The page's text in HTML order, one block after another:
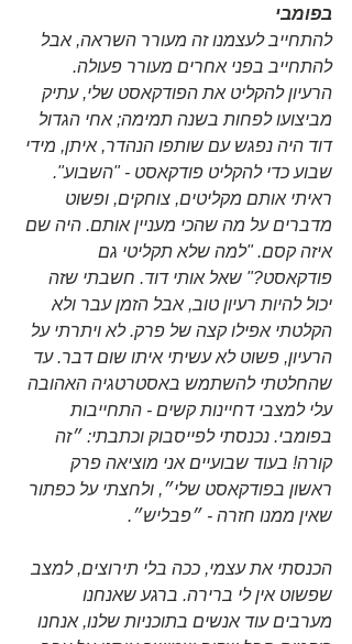
בפומבי
להתחייב לעצמנו זה מעורר השראה, אבל
להתחייב בפני אחרים מעורר פעולה.
הרעיון להקליט את הפודקאסט שלי, עתיק
מביצועו לפחות בשנה תמימה; אחי הגדול
דוד היה נפגש עם שותפו הנהדר, איתן, מידי
שבוע כדי להקליט פודקאסט - "השבוע".
ראיתי אותם מקליטים, צוחקים, ופשוט
מדברים על מה שהכי מעניין אותם. היה שם
איזה קסם. "למה שלא תקליטי גם
פודקאסט?" שאל אותי דוד. חשבתי שזה
יכול להיות רעיון טוב, אבל הזמן עבר ולא
הקלטתי אפילו קצה של פרק. לא ויתרתי על
הרעיון, פשוט לא עשיתי איתו שום דבר. עד
שהחלטתי להשתמש באסטרטגיה האהובה
עלי למצבי דחיינות קשים - התחייבות
בפומבי. נכנסתי לפייסבוק וכתבתי: ״זה
קורה! בעוד שבועיים אני מוציאה פרק
ראשון בפודקאסט שלי״, ולחצתי על כפתור
שאין ממנו חזרה - ״פבליש״.
הכנסתי את עצמי, ככה בלי תירוצים, למצב
שפשוט אין לי ברירה. ברגע שאנחנו
מערבים עוד אנשים בתוכניות שלנו, אנחנו